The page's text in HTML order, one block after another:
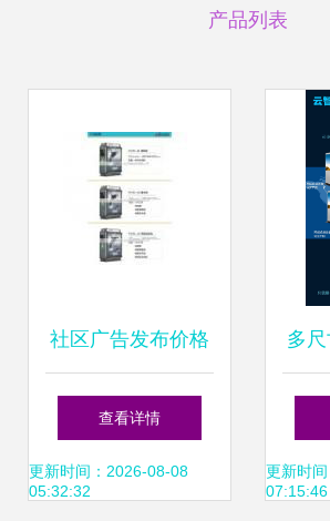
产品列表
社区广告发布价格
与批发报价 如何找
到靠谱的厂家与供
查看详情
更新时间：2026-08-08
05:32:32
多
横
屏与
更新时
07:15:46